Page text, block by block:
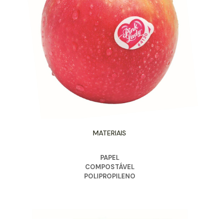
MATERIAIS
PAPEL
COMPOSTÁVEL
POLIPROPILENO